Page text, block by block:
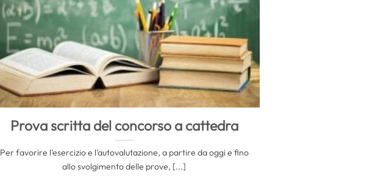
Prova scritta del concorso a cattedra
Per favorire l’esercizio e l’autovalutazione, a partire da oggi e fino
allo svolgimento delle prove, [...]